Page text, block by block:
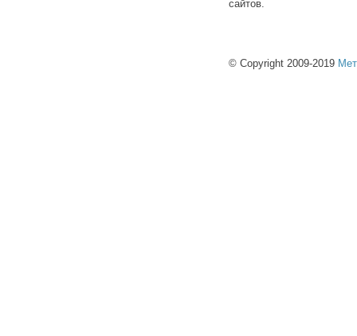
сайтов.
© Copyright 2009-2019